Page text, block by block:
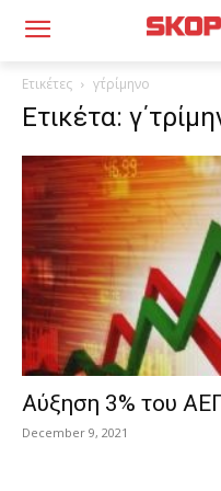
Ετικέτες γ΄τρίμηνο
Ετικέτα:
Αύξηση 3% του
December 9, 2021